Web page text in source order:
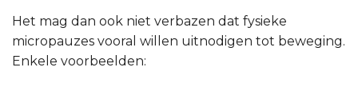
Het mag dan ook niet verbazen dat fysieke
micropauzes vooral willen uitnodigen tot beweging.
Enkele voorbeelden: